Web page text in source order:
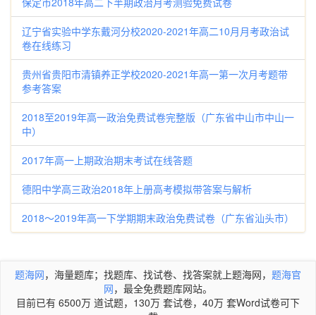
辽宁省实验中学东戴河分校2020-2021年高二10月月考政治试
卷在线练习
贵州省贵阳市清镇养正学校2020-2021年高一第一次月考题带
参考答案
2018至2019年高一政治免费试卷完整版（广东省中山市中山一
中）
2017年高一上期政治期末考试在线答题
德阳中学高三政治2018年上册高考模拟带答案与解析
2018～2019年高一下学期期末政治免费试卷（广东省汕头市）
题海网，海量题库；找题库、找试卷、找答案就上题海网， 题海官
网，最全免费题库网站。
目前已有 6500万 道试题，130万 套试卷，40万 套Word试卷可下